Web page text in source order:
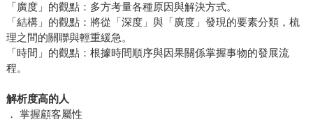
「廣度」的觀點：多方考量各種原因與解決方式。
「結構」的觀點：將從「深度」與「廣度」發現的要素分類，梳
理之間的關聯與輕重緩急。
「時間」的觀點：根據時間順序與因果關係掌握事物的發展流
程。
解析度高的人
． 掌握顧客屬性